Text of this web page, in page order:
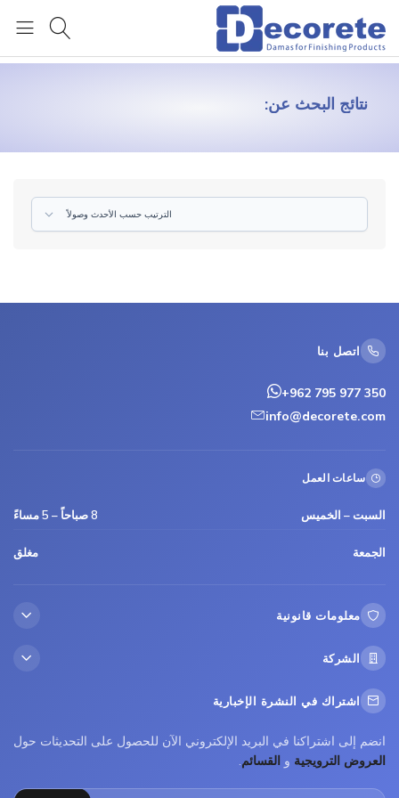
نتائج البحث عن:
الترتيب حسب الأحدث وصولاً
اتصل بنا
+962 795 977 350
info@decorete.com
ساعات العمل
السبت – الخميس 8 صباحاً – 5 مساءً
الجمعة مغلق
معلومات قانونية
الشركة
اشتراك في النشرة الإخبارية
انضم إلى اشتراكنا في البريد الإلكتروني الآن للحصول على التحديثات حول
العروض الترويجية و القسائم.